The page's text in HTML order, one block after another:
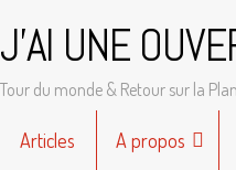
J'AI UNE
Tour du monde & Retour sur la
Articles A propos